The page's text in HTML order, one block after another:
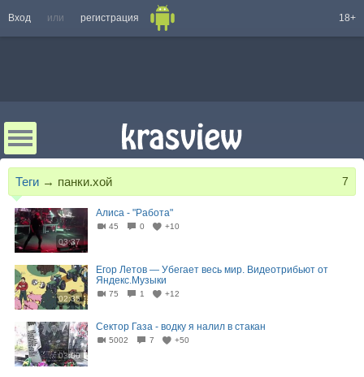
Вход или регистрация 18+
Теги → панки.хой 7
03:37
Алиса - "Работа"
45 0 +10
02:35
Егор Летов — Убегает весь мир. Видеотрибьют от
Яндекс.Музыки
75 1 +12
03:00
Сектор Газа - водку я налил в стакан
5002 7 +50